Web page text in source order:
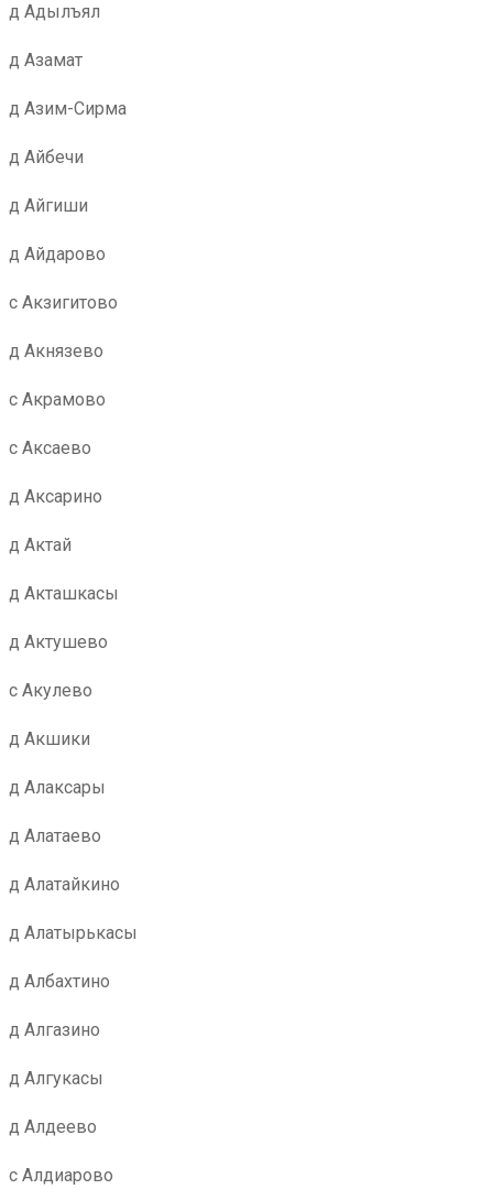
д Адылъял
д Азамат
д Азим-Сирма
д Айбечи
д Айгиши
д Айдарово
с Акзигитово
д Акнязево
с Акрамово
с Аксаево
д Аксарино
д Актай
д Акташкасы
д Актушево
с Акулево
д Акшики
д Алаксары
д Алатаево
д Алатайкино
д Алатырькасы
д Албахтино
д Алгазино
д Алгукасы
д Алдеево
с Алдиарово